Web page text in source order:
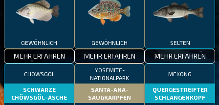
GEWÖHNLICH
MEHR ERFAHREN
GEWÖHNLICH
MEHR ERFAHREN
SELTEN
MEHR ERFAHREN
CHÖWSGÖL
SCHWARZE
CHÖWSGÖL-ÄSCHE
YOSEMITE-
NATIONALPARK
SANTA-ANA-
SAUGKARPFEN
MEKONG
QUERGESTREIFTER
SCHLANGENKOPF